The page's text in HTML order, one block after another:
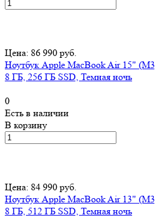
Цена: 86 990 руб.
Ноутбук Apple MacBook Air 15"
8 ГБ, 256 ГБ SSD, Темная ночь
0
Есть в наличии
В корзину
Цена: 84 990 руб.
Ноутбук Apple MacBook Air 13"
8 ГБ, 512 ГБ SSD, Темная ночь